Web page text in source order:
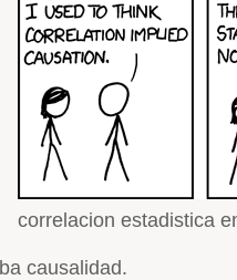
correlacion estadistica
causalidad.